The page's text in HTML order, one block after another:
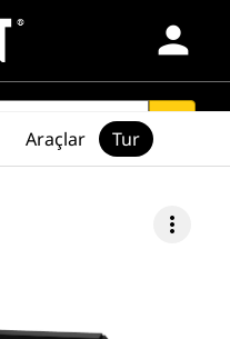
person
more_vert
Araçlar Tur